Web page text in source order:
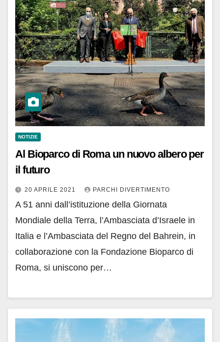
NOTIZIE
Al Bioparco di Roma un nuovo albero per
il futuro
20 APRILE 2021 PARCHI DIVERTIMENTO
A 51 anni dall’istituzione della Giornata
Mondiale della Terra, l’Ambasciata d’Israele in
Italia e l’Ambasciata del Regno del Bahrein, in
collaborazione con la Fondazione Bioparco di
Roma, si uniscono per…